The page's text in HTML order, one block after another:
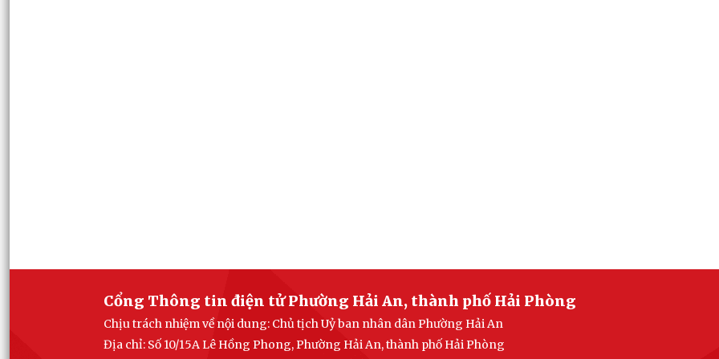
Cổng Thông tin điện tử Phường Hải An, thành phố Hải Phòng
Chịu trách nhiệm về nội dung: Chủ tịch Uỷ ban nhân dân Phường Hải An
Địa chỉ: Số 10/15A Lê Hồng Phong, Phường Hải An, thành phố Hải Phòng